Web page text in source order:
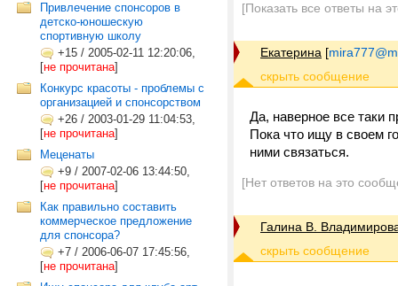
Привлечение спонсоров в
детско-юношескую
спортивную школу
+15 / 2005-02-11 12:20:06,
[не прочитана]
Конкурс красоты - проблемы с
организацией и спонсорством
+26 / 2003-01-29 11:04:53,
[не прочитана]
Меценаты
+9 / 2007-02-06 13:44:50,
[не прочитана]
Как правильно составить
коммерческое предложение
для спонсора?
+7 / 2006-06-07 17:45:56,
[не прочитана]
[Показать все ответы на
Екатерина [
Да, наверное все таки
Пока что ищу в своем
ними связаться.
[Нет ответов на это
Галина В.